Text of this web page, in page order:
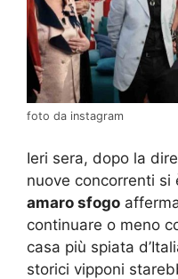
foto da instagram
Ieri sera, dopo la
nuove concorrenti si
amaro sfogo
continuare o meno
casa più spiata
storici vipponi